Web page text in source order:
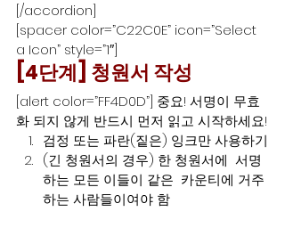
[/accordion]
[spacer color=”C22C0E” icon=”Select
a Icon” style=”1″]
[4단계] 청원서 작성
[alert color=”FF4D0D”] 중요! 서명이 무효
화 되지 않게 반드시 먼저 읽고 시작하세요!
검정 또는 파란(짙은) 잉크만 사용하기
(긴 청원서의 경우) 한 청원서에  서명
하는 모든 이들이 같은  카운티에 거주
하는 사람들이여야 함